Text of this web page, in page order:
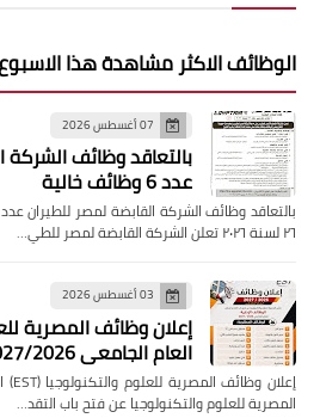
الوظائف الاكثر مشاهدة هذا
07 أغسطس 2026
بالتعاقد وظائف الشركة
عدد 6 وظائف خالية
٢٦ لسنة ٢٠٢٦ تعلن الشركة القابضة لمصر للطي…
03 أغسطس 2026
العام الجامعي 2027/2026
المصرية للعلوم والتكنولوجيا عن فتح باب التقد…